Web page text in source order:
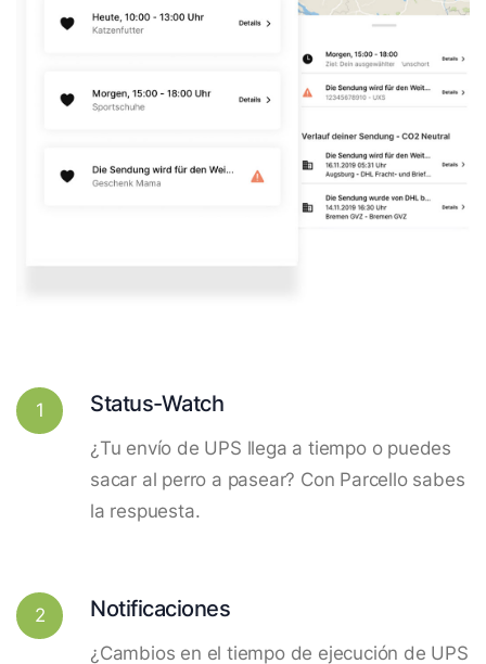
1 Status-Watch
¿Tu envío de UPS llega a tiempo o puedes
sacar al perro a pasear? Con Parcello sabes
la respuesta.
2 Notificaciones
¿Cambios en el tiempo de ejecución de UPS